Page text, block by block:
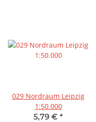
029 Nordraum Leipzig
1:50.000
5,79 € *